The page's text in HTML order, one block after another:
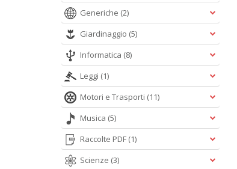
Generiche (2)
Giardinaggio (5)
Informatica (8)
Leggi (1)
Motori e Trasporti (11)
Musica (5)
Raccolte PDF (1)
Scienze (3)